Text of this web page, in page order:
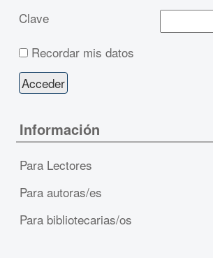
Clave
Recordar mis datos
Información
Para Lectores
Para autoras/es
Para bibliotecarias/os